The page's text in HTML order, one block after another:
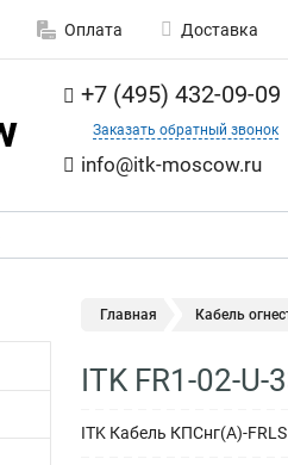
Оплата Доставка
+7 (495) 432-09-09
Заказать обратный звонок
info@itk-moscow.ru
Главная Кабель
ITK FR1-02-
ITK Кабель КПСнг(А)-